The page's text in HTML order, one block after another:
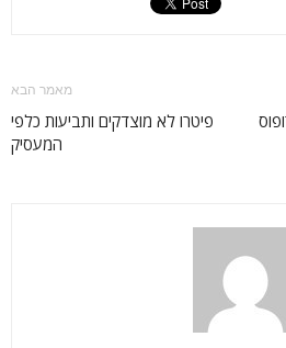
מאמר הבא
פיטרו לא מוצדקים ותביעות כלפי
המעסיק